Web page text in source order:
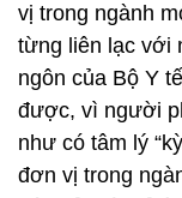
vị trong ngành
từng liên lạc với
ngôn của Bộ Y
được, vì người
như có tâm lý
đơn vị trong